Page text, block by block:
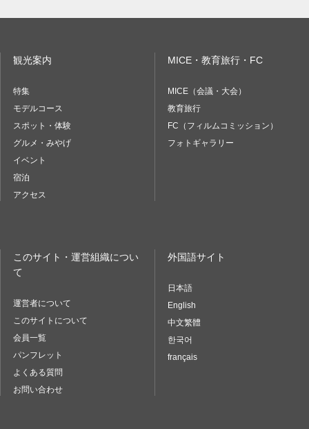
観光案内
特集
モデルコース
スポット・体験
グルメ・みやげ
イベント
宿泊
アクセス
MICE・教育旅行・FC
MICE（会議・大会）
教育旅行
FC（フィルムコミッション）
フォトギャラリー
このサイト・運営組織につい
て
運営者について
このサイトについて
会員一覧
パンフレット
よくある質問
お問い合わせ
外国語サイト
日本語
English
中文繁體
한국어
français